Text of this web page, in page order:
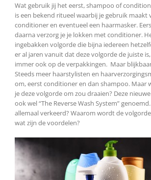
Wat gebruik jij het eerst, shampoo of
is een bekend ritueel waarbij je gebruik maakt
conditioner en eventueel een haarmasker.
daarna verzorg je je lokken met conditioner.
ingebakken volgorde die bijna iedereen
er al jaren vanuit dat deze volgorde de juiste
immer ook op de verpakkingen. Maar
Steeds meer haarstylisten en
om, eerst conditioner en dan shampoo. Maar
je deze volgorde om zou draaien? Deze
ook wel “The Reverse Wash System”
allemaal verkeerd? Waarom wordt de
wat zijn de voordelen?